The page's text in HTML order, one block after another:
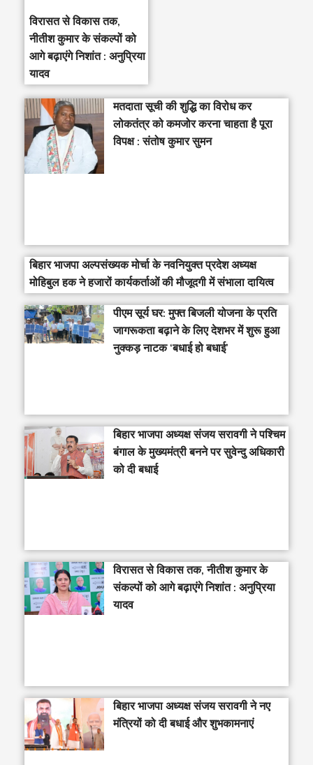
विरासत से विकास तक,
नीतीश कुमार के संकल्पों को
आगे बढ़ाएंगे निशांत : अनुप्रिया
यादव
मतदाता सूची की शुद्धि का विरोध कर
लोकतंत्र को कमजोर करना चाहता है पूरा
विपक्ष : संतोष कुमार सुमन
बिहार भाजपा अल्पसंख्यक मोर्चा के नवनियुक्त प्रदेश अध्यक्ष
मोहिबुल हक ने हजारों कार्यकर्ताओं की मौजूदगी में संभाला दायित्व
पीएम सूर्य घर: मुफ्त बिजली योजना के प्रति
जागरूकता बढ़ाने के लिए देशभर में शुरू हुआ
नुक्कड़ नाटक ‘बधाई हो बधाई’
‎बिहार भाजपा अध्यक्ष संजय सरावगी ने पश्चिम
बंगाल के मुख्यमंत्री बनने पर सुवेन्दु अधिकारी
को दी बधाई
विरासत से विकास तक, नीतीश कुमार के
संकल्पों को आगे बढ़ाएंगे निशांत : अनुप्रिया
यादव
बिहार भाजपा अध्यक्ष संजय सरावगी ने नए
मंत्रियों को दी बधाई और शुभकामनाएं